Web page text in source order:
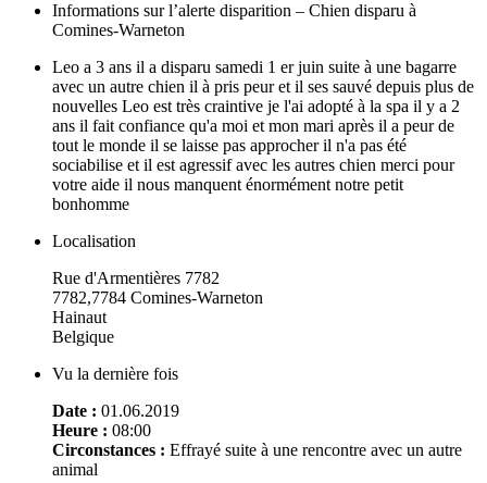
Informations sur l’alerte disparition – Chien disparu à
Comines-Warneton
Leo a 3 ans il a disparu samedi 1 er juin suite à une bagarre
avec un autre chien il à pris peur et il ses sauvé depuis plus de
nouvelles Leo est très craintive je l'ai adopté à la spa il y a 2
ans il fait confiance qu'a moi et mon mari après il a peur de
tout le monde il se laisse pas approcher il n'a pas été
sociabilise et il est agressif avec les autres chien merci pour
votre aide il nous manquent énormément notre petit
bonhomme
Localisation
Rue d'Armentières 7782
7782,7784 Comines-Warneton
Hainaut
Belgique
Vu la dernière fois
Date : 01.06.2019
Heure : 08:00
Circonstances : Effrayé suite à une rencontre avec un autre
animal